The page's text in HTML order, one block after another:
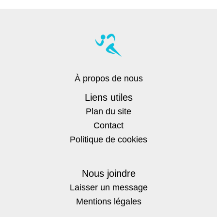
À propos de nous
Liens utiles
Plan du site
Contact
Politique de cookies
Nous joindre
Laisser un message
Mentions légales